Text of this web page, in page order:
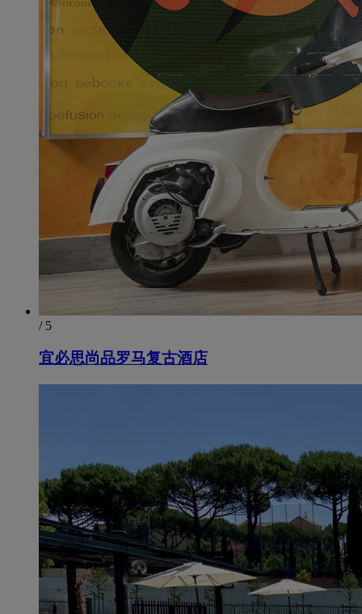
/ 5
宜必思尚品罗马复古酒店